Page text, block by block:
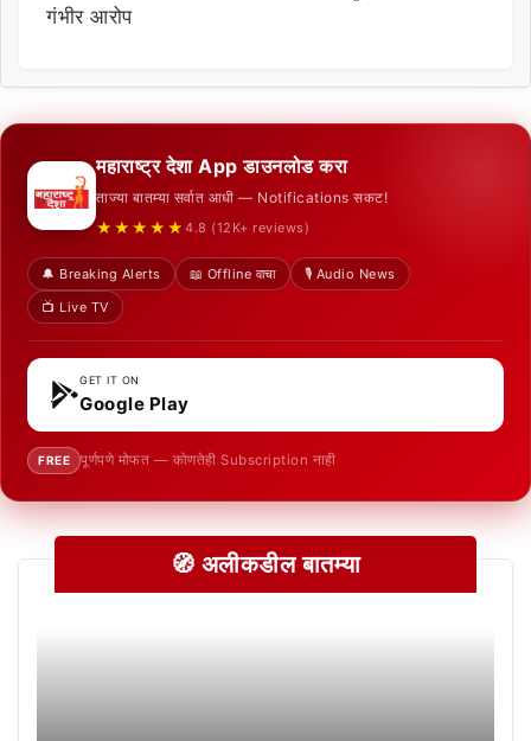
गंभीर आरोप
महाराष्ट्र देशा App डाउनलोड करा
ताज्या बातम्या सर्वात आधी — Notifications सकट!
★★★★★ 4.8 (12K+ reviews)
🔔 Breaking Alerts 📖 Offline वाचा
🎙️ Audio News
📺 Live TV
GET IT ON
Google Play
FREE पूर्णपणे मोफत — कोणतेही Subscription नाही
🧭 अलीकडील बातम्या